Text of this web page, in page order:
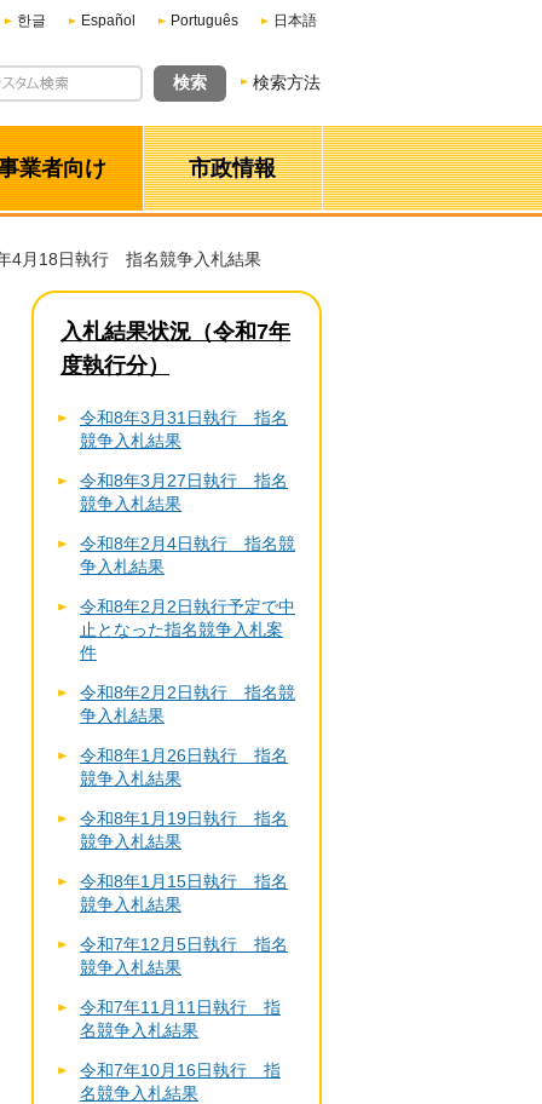
한글 Español Português 日本語
検索方法
業者向け 市政情報
4月18日執行 指名競争入札結果
入札結果状況（令和7年
度執行分）
令和8年3月31日執行 指名
競争入札結果
令和8年3月27日執行 指名
競争入札結果
令和8年2月4日執行 指名競
争入札結果
令和8年2月2日執行予定で中
止となった指名競争入札案
件
令和8年2月2日執行 指名競
争入札結果
令和8年1月26日執行 指名
競争入札結果
令和8年1月19日執行 指名
競争入札結果
令和8年1月15日執行 指名
競争入札結果
令和7年12月5日執行 指名
競争入札結果
令和7年11月11日執行 指
名競争入札結果
令和7年10月16日執行 指
名競争入札結果